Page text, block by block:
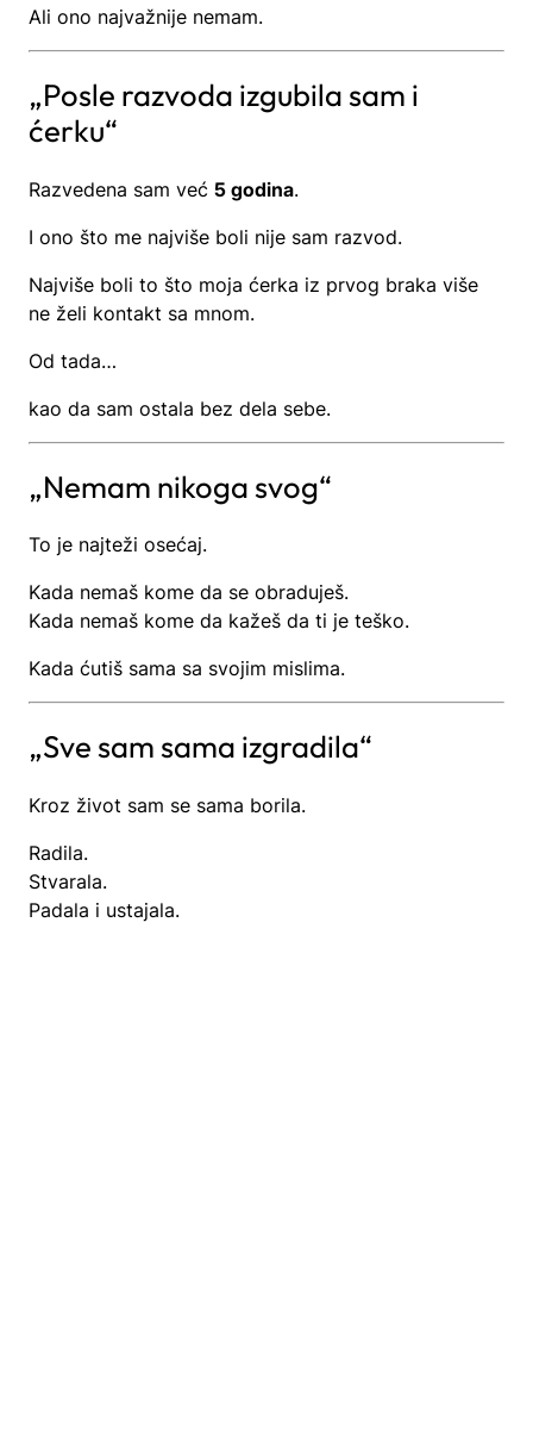
Ali ono najvažnije nemam.
„Posle razvoda izgubila sam i
ćerku“
Razvedena sam već 5 godina.
I ono što me najviše boli nije sam razvod.
Najviše boli to što moja ćerka iz prvog braka više
ne želi kontakt sa mnom.
Od tada…
kao da sam ostala bez dela sebe.
„Nemam nikoga svog“
To je najteži osećaj.
Kada nemaš kome da se obraduješ.
Kada nemaš kome da kažeš da ti je teško.
Kada ćutiš sama sa svojim mislima.
„Sve sam sama izgradila“
Kroz život sam se sama borila.
Radila.
Stvarala.
Padala i ustajala.